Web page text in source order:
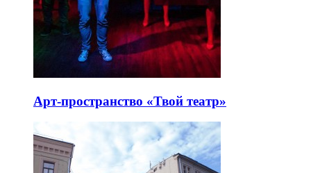
Арт-пространство «Твой театр»